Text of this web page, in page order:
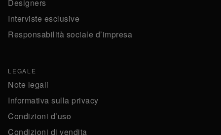
Designers
Interviste esclusive
Responsabilità sociale d’impresa
LEGALE
Note legali
Informativa sulla privacy
Condizioni d’uso
Condizioni di vendita